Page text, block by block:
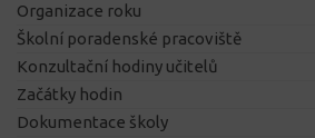
Organizace roku
Školní poradenské pracoviště
Konzultační hodiny učitelů
Začátky hodin
Dokumentace školy